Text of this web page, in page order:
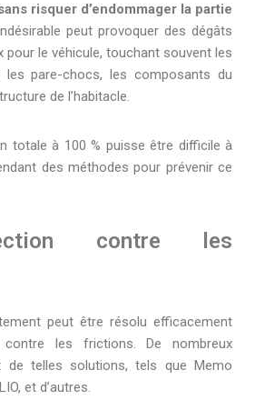
risquer d’endommager la partie
peut provoquer des dégâts
le véhicule, touchant souvent les
les pare-chocs, les composants du
de l’habitacle.
totale à 100 % puisse être difficile à
des méthodes pour prévenir ce
contre les
peut être résolu efficacement
les frictions. De nombreux
de telles solutions, tels que Memo
et d’autres.